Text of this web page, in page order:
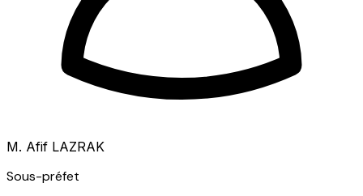
M. Afif LAZRAK
Sous-préfet